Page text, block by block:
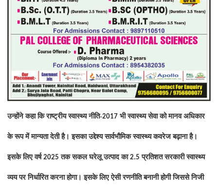
उन्होंने कहा कि राष्ट्रीय स्वास्थ्य नीति-2017 भी स्वास्थ्य सेवा को मानव अधिकार
के रूप में मान्यता देती है। इसका उद्देश्य सार्वभौमिक स्वास्थ्य कवरेज बढ़ाना है।
इसके लिए वर्ष 2025 तक सकल घरेलू उत्पाद का2.5 प्रतिशत सरकारी स्वास्थ्य
व्यय पर निर्धारित करना होगा। इसके लिए ऐसी रणनीति बनानी होगी जिससे निजी